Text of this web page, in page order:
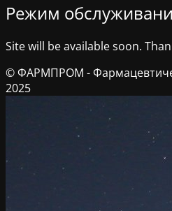
Режим
Site will be available soon.
© ФАРМПРОМ -
2025